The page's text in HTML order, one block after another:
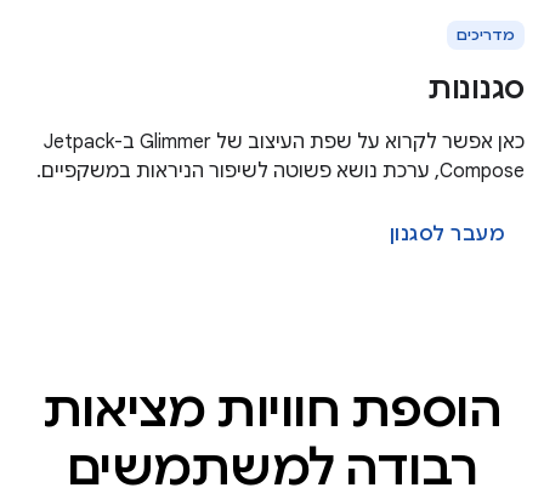
מדריכים
סגנונות
כאן אפשר לקרוא על שפת העיצוב של Glimmer ב-Jetpack
Compose, ערכת נושא פשוטה לשיפור הניראות במשקפיים.
מעבר לסגנון
הוספת חוויות מציאות
רבודה למשתמשים